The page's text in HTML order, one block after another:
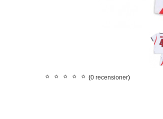
(0 recensioner)